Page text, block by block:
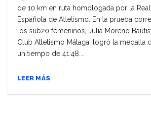
de 10 km en ruta homologada por la
Española de Atletismo. En la prueba
los sub20 femeninos, Julia Moreno
Club Atletismo Málaga, logró la medalla
un tiempo de 41:48....
LEER MÁS